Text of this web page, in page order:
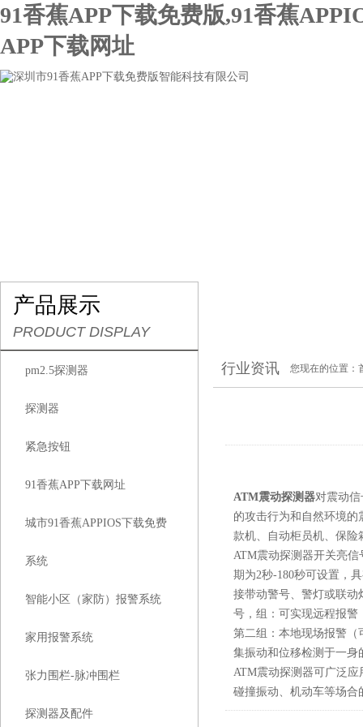
91香蕉APP下载免费版,91香蕉
APP下载网址
产品展示
PRODUCT DISPLAY
pm2.5探测器
探测器
紧急按钮
91香蕉APP下载网址
城市91香蕉APPIOS下载免费
系统
智能小区（家防）报警系统
家用报警系统
张力围栏-脉冲围栏
探测器及配件
行业资讯 您现在的位置：
ATM震动探测器对震动信
的攻击行为和自然环境的
款机、自动柜员机、保
ATM震动探测器开关亮信号
期为2秒-180秒可设置，
接带动警号、警灯或联动
号，组：可实现远程报
第二组：本地现场报警（
集振动和位移检测于一
ATM震动探测器可广泛应用于
碰撞振动、机动车等场